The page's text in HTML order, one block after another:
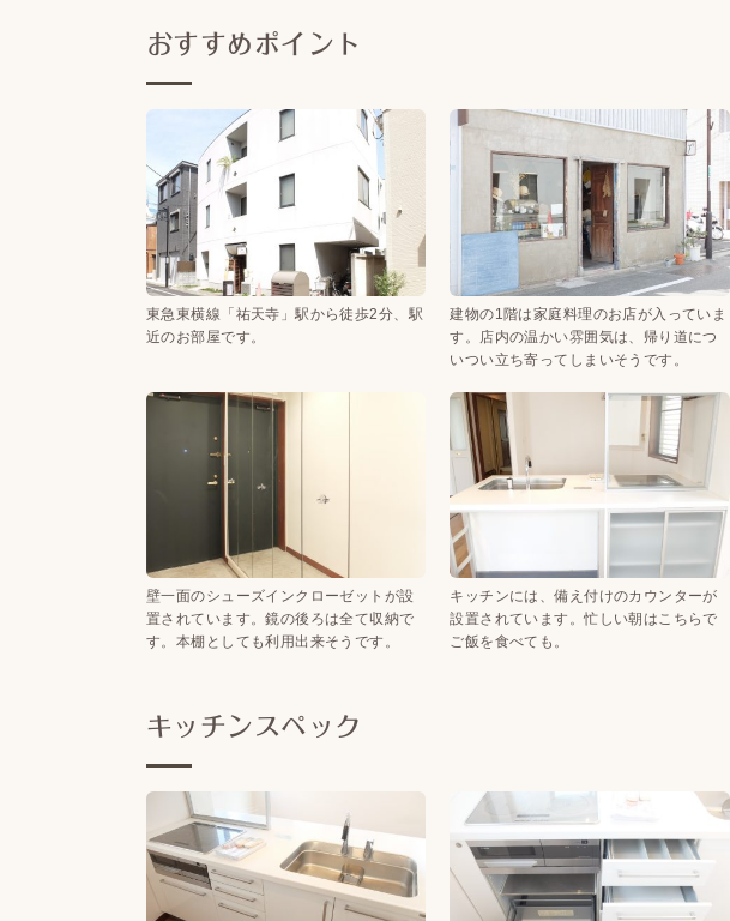
おすすめポイント
東急東横線「祐天寺」駅から徒歩2分、駅
近のお部屋です。
建物の1階は家庭料理のお店が入っていま
す。店内の温かい雰囲気は、帰り道につ
いつい立ち寄ってしまいそうです。
壁一面のシューズインクローゼットが設
置されています。鏡の後ろは全て収納で
す。本棚としても利用出来そうです。
キッチンには、備え付けのカウンターが
設置されています。忙しい朝はこちらで
ご飯を食べても。
キッチンスペック